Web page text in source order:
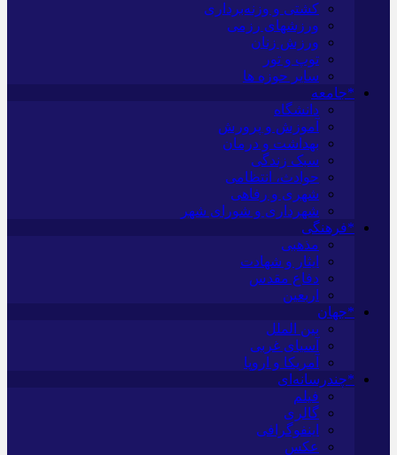
کشتی و وزنه‌برداری
ورزشهای رزمی
ورزش زنان
توپ و تور
سایر حوزه ها
*جامعه
دانشگاه
آموزش و پرورش
بهداشت و درمان
سبک زندگی
حوادث، انتظامی
شهری و رفاهی
شهرداری و شورای شهر
*فرهنگی
مذهبی
ایثار و شهادت
دفاع مقدس
اربعین
*جهان
بین الملل
آسیای غربی
آمریکا و اروپا
*چندرسانه‌ای
فیلم
گالری
اینفوگرافی
عکس